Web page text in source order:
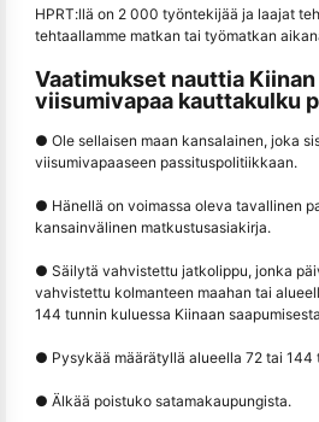
HPRT:llä on 2 000 työntekijää ja laajat
tehtaallamme matkan tai työmatkan
Vaatimukset nauttia
viisumivapaa kauttakulku
● Ole sellaisen maan kansalainen, joka
viisumivapaaseen passituspolitiikkaan.
● Hänellä on voimassa oleva tavallinen
kansainvälinen matkustusasiakirja.
● Säilytä vahvistettu jatkolippu, jonka
vahvistettu kolmanteen maahan tai
144 tunnin kuluessa Kiinaan
● Pysykää määrätyllä alueella 72 tai 144
● Älkää poistuko satamakaupungista.